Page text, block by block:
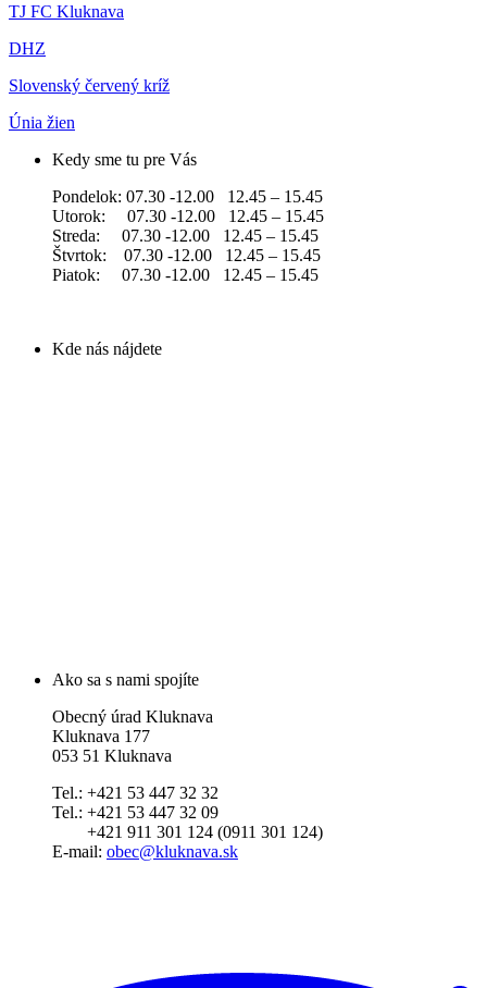
TJ FC Kluknava
DHZ
Slovenský červený kríž
Únia žien
Kedy sme tu pre Vás
Pondelok: 07.30 -12.00 12.45 – 15.45
Utorok: 07.30 -12.00 12.45 – 15.45
Streda: 07.30 -12.00 12.45 – 15.45
Štvrtok: 07.30 -12.00 12.45 – 15.45
Piatok: 07.30 -12.00 12.45 – 15.45
Kde nás nájdete
Ako sa s nami spojíte
Obecný úrad Kluknava
Kluknava 177
053 51 Kluknava
Tel.: +421 53 447 32 32
Tel.: +421 53 447 32 09
+421 911 301 124 (0911 301 124)
E-mail: obec@kluknava.sk